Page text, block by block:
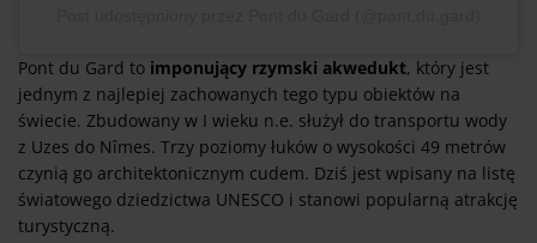
Pont du Gard to imponujący rzymski akwedukt, który jest
jednym z najlepiej zachowanych tego typu obiektów na
świecie. Zbudowany w I wieku n.e. służył do transportu wody
z Uzes do Nîmes. Trzy poziomy łuków o wysokości 49 metrów
czynią go architektonicznym cudem. Dziś jest wpisany na listę
światowego dziedzictwa UNESCO i stanowi popularną atrakcję
turystyczną.